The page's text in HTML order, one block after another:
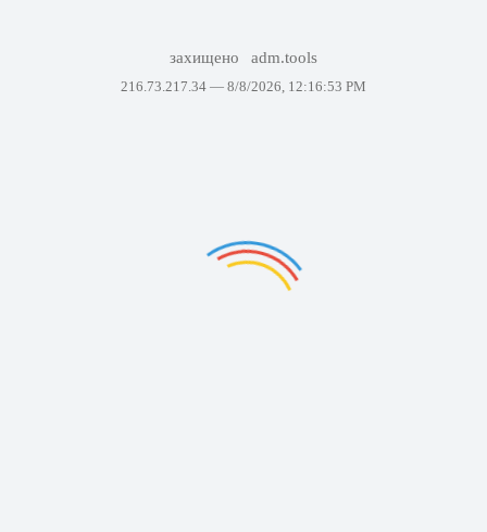
захищено adm.tools
216.73.217.34 — 8/8/2026, 12:16:53 PM